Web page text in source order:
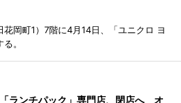
岡町1）7階に4月14日、「ユニクロ ヨ
。
ランチパック」専門店、閉店へ オ